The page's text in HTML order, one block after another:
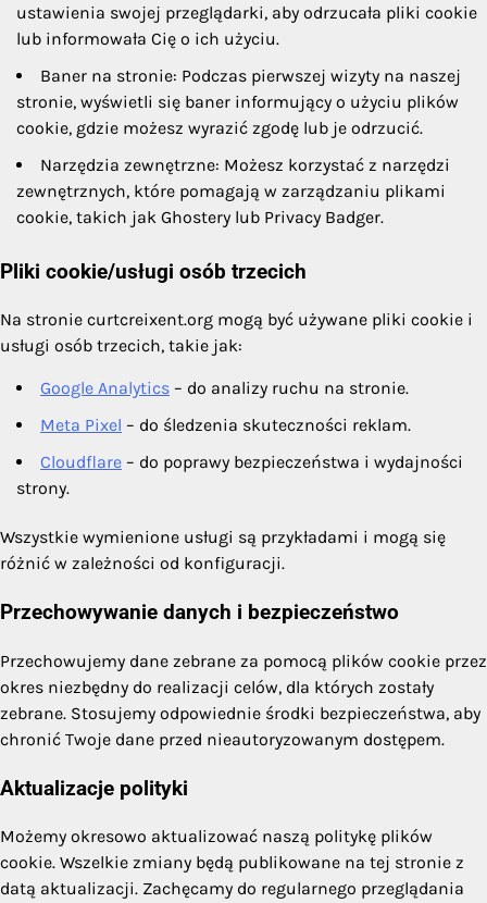
ustawienia swojej przeglądarki, aby odrzucała pliki cookie
lub informowała Cię o ich użyciu.
Baner na stronie: Podczas pierwszej wizyty na naszej
stronie, wyświetli się baner informujący o użyciu plików
cookie, gdzie możesz wyrazić zgodę lub je odrzucić.
Narzędzia zewnętrzne: Możesz korzystać z narzędzi
zewnętrznych, które pomagają w zarządzaniu plikami
cookie, takich jak Ghostery lub Privacy Badger.
Pliki cookie/usługi osób trzecich
Na stronie curtcreixent.org mogą być używane pliki cookie i
usługi osób trzecich, takie jak:
Google Analytics – do analizy ruchu na stronie.
Meta Pixel – do śledzenia skuteczności reklam.
Cloudflare – do poprawy bezpieczeństwa i wydajności
strony.
Wszystkie wymienione usługi są przykładami i mogą się
różnić w zależności od konfiguracji.
Przechowywanie danych i bezpieczeństwo
Przechowujemy dane zebrane za pomocą plików cookie przez
okres niezbędny do realizacji celów, dla których zostały
zebrane. Stosujemy odpowiednie środki bezpieczeństwa, aby
chronić Twoje dane przed nieautoryzowanym dostępem.
Aktualizacje polityki
Możemy okresowo aktualizować naszą politykę plików
cookie. Wszelkie zmiany będą publikowane na tej stronie z
datą aktualizacji. Zachęcamy do regularnego przeglądania